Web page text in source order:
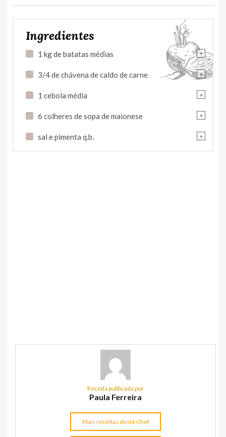
Ingredientes
+
1 kg de batatas médias
+
3/4 de chávena de caldo de carne
+
1 cebola média
+
6 colheres de sopa de maionese
+
sal e pimenta q.b.
Receita publicada por
Paula Ferreira
Mais receitas deste Chef